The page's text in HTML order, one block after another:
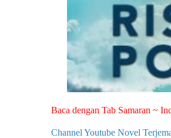
Baca dengan Tab Samaran ~
Channel Youtube Novel